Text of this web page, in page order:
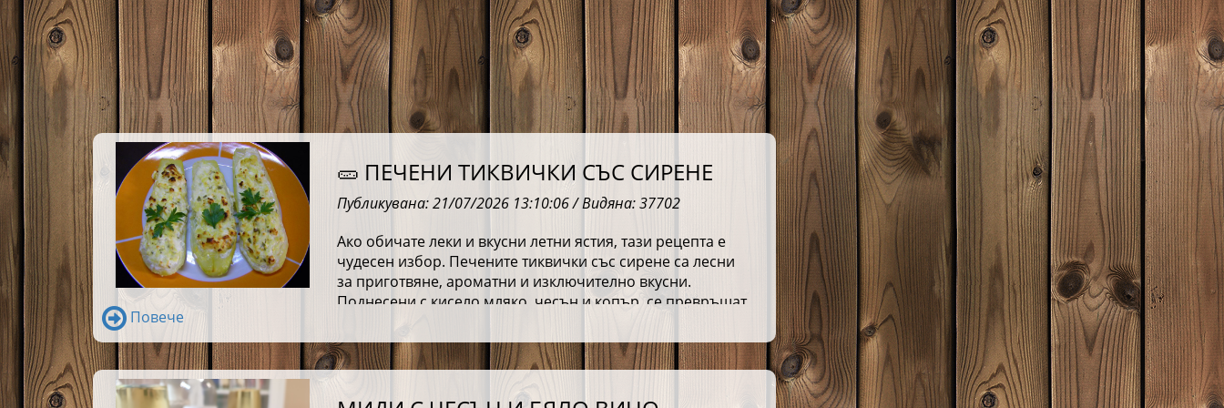
🥒 ПЕЧЕНИ ТИКВИЧКИ СЪС СИРЕНЕ
Публикувана: 21/07/2026 13:10:06 / Видяна: 37702
Ако обичате леки и вкусни летни ястия, тази рецепта е
чудесен избор. Печените тиквички със сирене са лесни
за приготвяне, ароматни и изключително вкусни.
Поднесени с кисело мляко, чесън и копър, се превръщат
Повече